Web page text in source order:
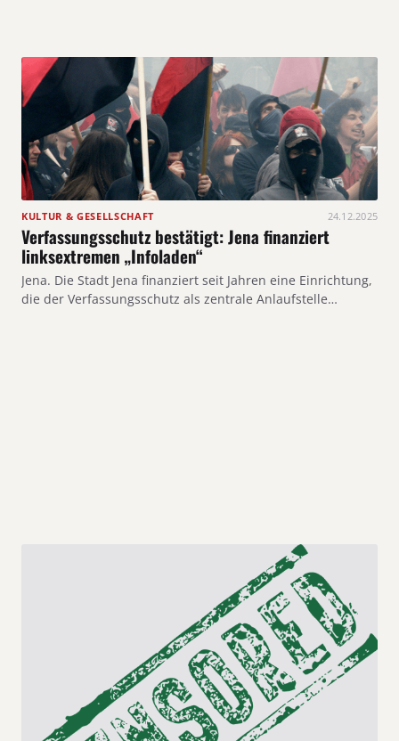
KULTUR & GESELLSCHAFT 24.12.2025
Verfassungsschutz bestätigt: Jena finanziert
linksextremen „Infoladen“
Jena. Die Stadt Jena finanziert seit Jahren eine Einrichtung,
die der Verfassungsschutz als zentrale Anlaufstelle…